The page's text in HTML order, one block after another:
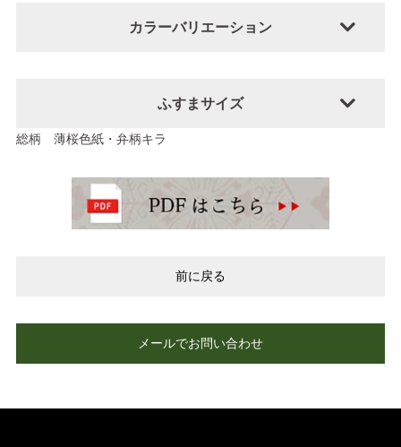
カラーバリエーション
ふすまサイズ
総柄 薄桜色紙・弁柄キラ
前に戻る
メールでお問い合わせ